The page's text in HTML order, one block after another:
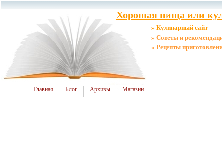
Хорошая пища или
» Кулинарный сайт
» Советы и
» Рецепты
Главная Блог Архивы Магазин